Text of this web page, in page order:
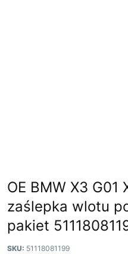
OE BMW X3 G01
zaślepka wlotu
pakiet
SKU: 51118081199